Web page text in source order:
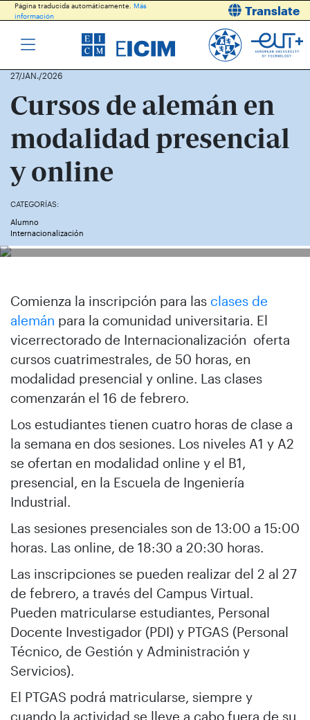
Página traducida automáticamente. Más
información
Translate
27/JAN./2026
Cursos de alemán en
modalidad presencial
y online
CATEGORÍAS:
Alumno
Internacionalización
Comienza la inscripción para las clases de
alemán para la comunidad universitaria. El
vicerrectorado de Internacionalización oferta
cursos cuatrimestrales, de 50 horas, en
modalidad presencial y online. Las clases
comenzarán el 16 de febrero.
Los estudiantes tienen cuatro horas de clase a
la semana en dos sesiones. Los niveles A1 y A2
se ofertan en modalidad online y el B1,
presencial, en la Escuela de Ingeniería
Industrial.
Las sesiones presenciales son de 13:00 a 15:00
horas. Las online, de 18:30 a 20:30 horas.
Las inscripciones se pueden realizar del 2 al 27
de febrero, a través del Campus Virtual.
Pueden matricularse estudiantes, Personal
Docente Investigador (PDI) y PTGAS (Personal
Técnico, de Gestión y Administración y
Servicios).
El PTGAS podrá matricularse, siempre y
cuando la actividad se lleve a cabo fuera de su